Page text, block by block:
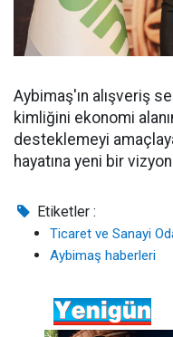
Aybimaş'ın alışveriş
kimliğini ekonomi
desteklemeyi
hayatına yeni bir
Etiketler :
Ticaret ve Sanayi
Aybimaş haberleri